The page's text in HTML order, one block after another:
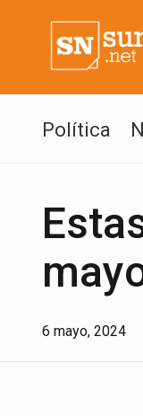
Política
6 mayo, 2024